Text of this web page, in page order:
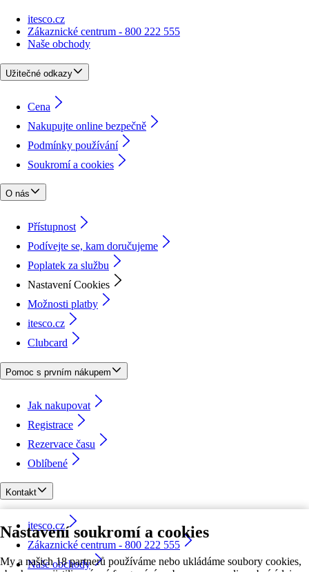
Nastavení soukromí a cookies
My a našich 18 partnerů používáme nebo ukládáme soubory cookies,
itesco.cz
Zákaznické centrum - 800 222 555
Naše obchody
Užitečné odkazy
Cena
Nakupujte online bezpečně
Podmínky používání
Soukromí a cookies
O nás
Přístupnost
Podívejte se, kam doručujeme
Poplatek za službu
Nastavení Cookies
Možnosti platby
itesco.cz
Clubcard
Pomoc s prvním nákupem
Jak nakupovat
Registrace
Rezervace času
Oblíbené
Kontakt
itesco.cz
Zákaznické centrum - 800 222 555
Naše obchody